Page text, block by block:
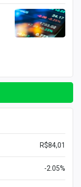
R$84,01
-2.05%